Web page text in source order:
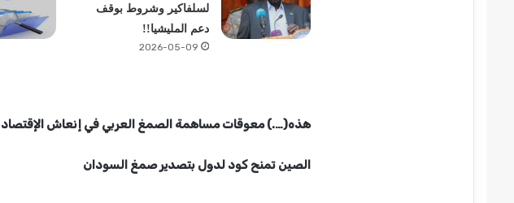
لسلفاكير وشروط بوقف
دعم المليشيا!!
2026-05-09
هذه(….) معوقات مساهمة الصمغ العربي في إنعاش الإقتصاد
الصين تمنح كود لدول بتصدير صمغ السودان